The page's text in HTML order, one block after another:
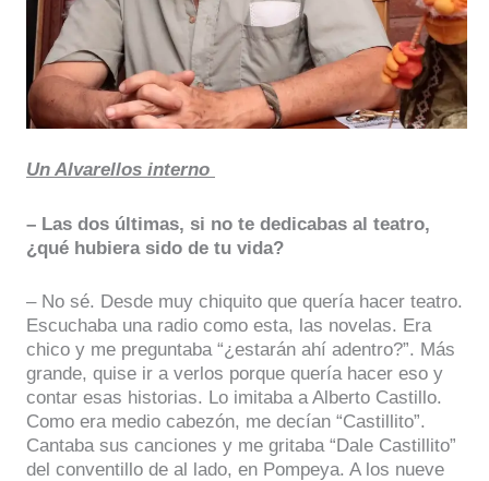
Un Alvarellos interno
– Las dos últimas, si no te dedicabas al teatro,
¿qué hubiera sido de tu vida?
– No sé. Desde muy chiquito que quería hacer teatro.
Escuchaba una radio como esta, las novelas. Era
chico y me preguntaba “¿estarán ahí adentro?”. Más
grande, quise ir a verlos porque quería hacer eso y
contar esas historias. Lo imitaba a Alberto Castillo.
Como era medio cabezón, me decían “Castillito”.
Cantaba sus canciones y me gritaba “Dale Castillito”
del conventillo de al lado, en Pompeya. A los nueve